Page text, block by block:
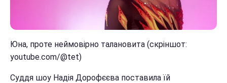
Юна, проте неймовірно талановита (скріншот:
youtube.com/@tet)
Суддя шоу Надія Дорофєєва поставила їй